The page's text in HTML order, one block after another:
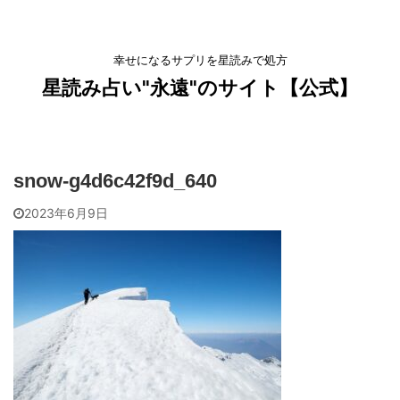
幸せになるサプリを星読みで処方
星読み占い"永遠"のサイト【公式】
snow-g4d6c42f9d_640
2023年6月9日